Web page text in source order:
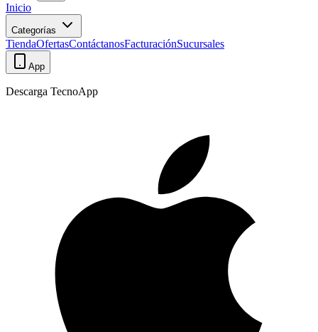
Inicio
Categorías
TiendaOfertasContáctanosFacturaciónSucursales
App
Descarga TecnoApp